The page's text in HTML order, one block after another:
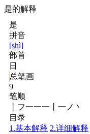
是的解释
是
拼音
[shì]
部首
日
总笔画
9
笔顺
丨フ一一一丨一ノ丶
目录
1.基本解释 2.详细解释